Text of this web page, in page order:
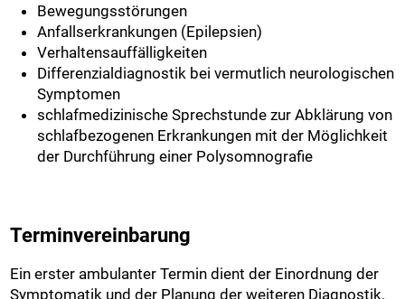
Bewegungsstörungen
Anfallserkrankungen (Epilepsien)
Verhaltensauffälligkeiten
Differenzialdiagnostik bei vermutlich neurologischen
Symptomen
schlafmedizinische Sprechstunde zur Abklärung von
schlafbezogenen Erkrankungen mit der Möglichkeit
der Durchführung einer Polysomnografie
Terminvereinbarung
Ein erster ambulanter Termin dient der Einordnung der
Symptomatik und der Planung der weiteren Diagnostik.